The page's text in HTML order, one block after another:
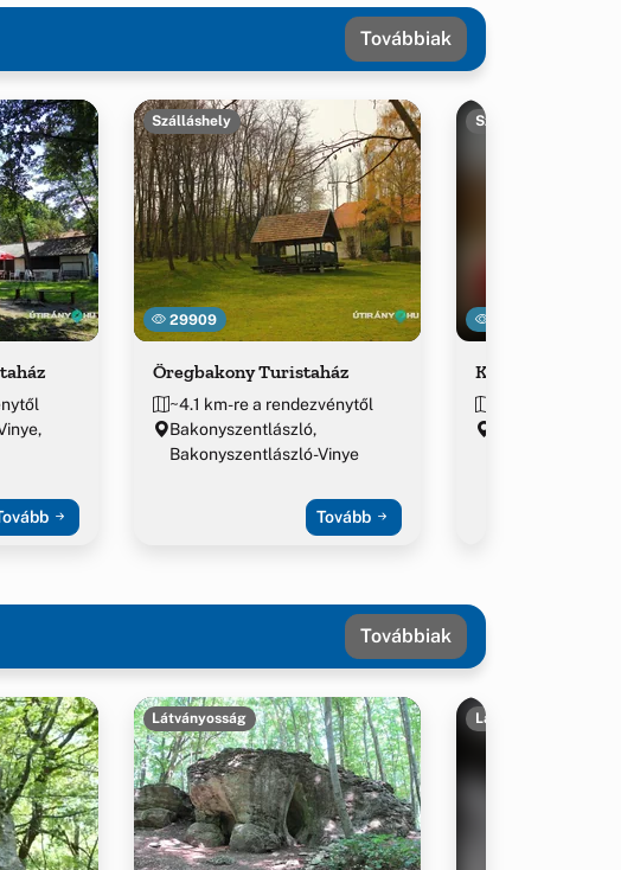
Továbbiak
29909
Szálláshely
Öregbakony Turistaház
~4.1 km-re a rendezvénytől
Bakonyszentlászló,
Bakonyszentlászló-Vinye
Tovább
Szálláshely
Kőpince Fogadó
Továbbiak
Látványosság Látványosság